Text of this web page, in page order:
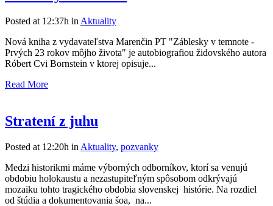
Posted at 12:37h in Aktuality
Nová kniha z vydavateľstva Marenčin PT "Záblesky v temnote -
Prvých 23 rokov môjho života" je autobiografiou židovského autora
Róbert Cvi Bornstein v ktorej opisuje...
Read More
Stratení z juhu
Posted at 12:20h in Aktuality, pozvanky
Medzi historikmi máme výborných odborníkov, ktorí sa venujú
obdobiu holokaustu a nezastupiteľným spôsobom odkrývajú
mozaiku tohto tragického obdobia slovenskej histórie. Na rozdiel
od štúdia a dokumentovania šoa, na...